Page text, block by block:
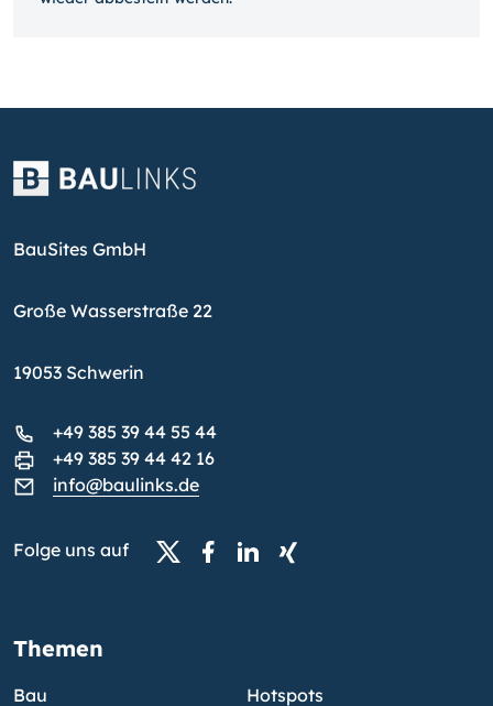
BauSites GmbH
Große Wasserstraße 22
19053 Schwerin
+49 385 39 44 55 44
+49 385 39 44 42 16
info@baulinks.de
Folge uns auf
Themen
Bau
Hotspots